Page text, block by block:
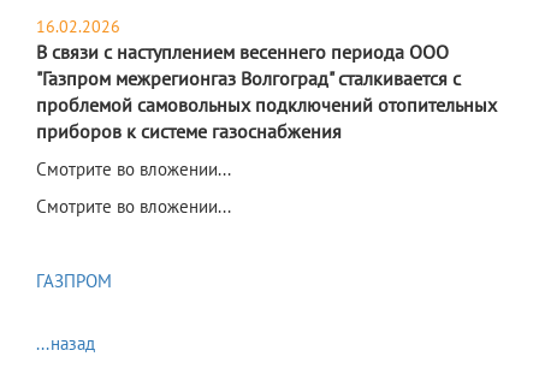
16.02.2026
В связи с наступлением весеннего периода ООО
"Газпром межрегионгаз Волгоград" сталкивается с
проблемой самовольных подключений отопительных
приборов к системе газоснабжения
Смотрите во вложении...
Смотрите во вложении...
ГАЗПРОМ
...назад